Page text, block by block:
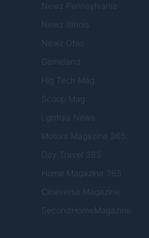
Newz Pennsylvania
Newz Illinois
Newz Ohio
Gameland
Hig Tech Mag
Scoop Mag
Lgbtqia News
Motors Magazine 365
Day Travel 365
Home Magazine 365
Cineverse Magazine
SecondHomeMagazine